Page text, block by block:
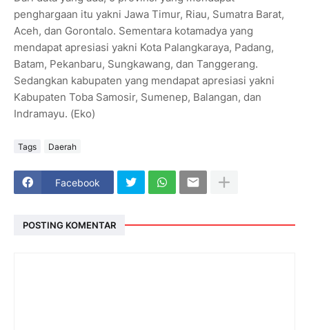
penghargaan itu yakni Jawa Timur, Riau, Sumatra Barat,
Aceh, dan Gorontalo. Sementara kotamadya yang
mendapat apresiasi yakni Kota Palangkaraya, Padang,
Batam, Pekanbaru, Sungkawang, dan Tanggerang.
Sedangkan kabupaten yang mendapat apresiasi yakni
Kabupaten Toba Samosir, Sumenep, Balangan, dan
Indramayu. (Eko)
Tags Daerah
Facebook
POSTING KOMENTAR